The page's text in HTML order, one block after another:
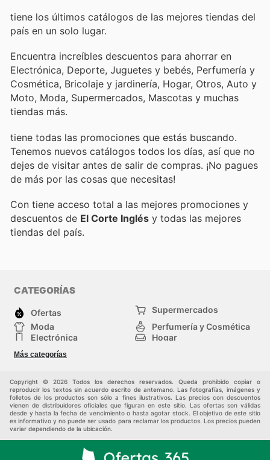
tiene los últimos catálogos de las mejores tiendas del
país en un solo lugar.
Encuentra increíbles descuentos para ahorrar en
Electrónica, Deporte, Juguetes y bebés, Perfumería y
Cosmética, Bricolaje y jardinería, Hogar, Otros, Auto y
Moto, Moda, Supermercados, Mascotas y muchas
tiendas más.
tiene todas las promociones que estás buscando.
Tenemos nuevos catálogos todos los días, así que no
dejes de visitar antes de salir de compras. ¡No pagues
de más por las cosas que necesitas!
Con tiene acceso total a las mejores promociones y
descuentos de El Corte Inglés y todas las mejores
tiendas del país.
CATEGORÍAS
Ofertas
Supermercados
Moda
Perfumería y Cosmética
Electrónica
Hogar
Deporte
Juguetes y bebés
Más categorías
Copyright © 2026 Todos los derechos reservados. Queda prohibido copiar o
reproducir los textos sin acuerdo escrito de antemano. Las fotografías, imágenes y
folletos de los productos son sólo a fines ilustrativos. Las precios con descuentos
vienen de distribuidores oficiales que figuran en este sitio. Las ofertas son válidas
desde y hasta la fecha de vencimiento o hasta agotar stock. El objetivo de este sitio
es informativo y no puede ser usado para reclamar los productos. Los precios pueden
variar dependiendo de la ubicación.